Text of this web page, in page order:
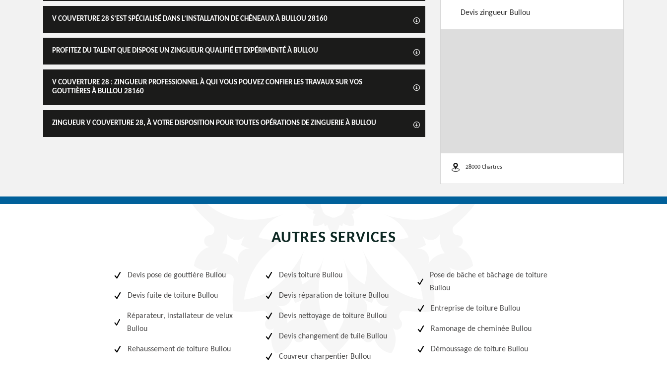
V COUVERTURE 28 S’EST SPÉCIALISÉ DANS L’INSTALLATION DE CHÊNEAUX À BULLOU 28160
PROFITEZ DU TALENT QUE DISPOSE UN ZINGUEUR QUALIFIÉ ET EXPÉRIMENTÉ À BULLOU
V COUVERTURE 28 : ZINGUEUR PROFESSIONNEL À QUI VOUS POUVEZ CONFIER LES TRAVAUX SUR VOS
GOUTTIÈRES À BULLOU 28160
ZINGUEUR V COUVERTURE 28, À VOTRE DISPOSITION POUR TOUTES OPÉRATIONS DE ZINGUERIE À BULLOU
Devis zingueur Bullou
28000 Chartres
AUTRES SERVICES
Devis pose de gouttière Bullou
Devis fuite de toiture Bullou
Réparateur, installateur de velux
Bullou
Rehaussement de toiture Bullou
Devis toiture Bullou
Devis réparation de toiture Bullou
Devis nettoyage de toiture Bullou
Devis changement de tuile Bullou
Couvreur charpentier Bullou
Pose de bâche et bâchage de toiture
Bullou
Entreprise de toiture Bullou
Ramonage de cheminée Bullou
Démoussage de toiture Bullou